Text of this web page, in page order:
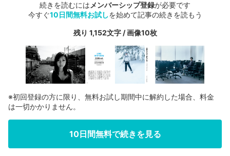
続きを読むには メンバーシップ登録が必要です
今すぐ10日間無料お試しを始めて記事の続きを読もう
残り 1,152文字 / 画像10枚
※初回登録の方に限り、無料お試し期間中に解約した場合、料金
は一切かかりません。
10日間無料で続きを見る